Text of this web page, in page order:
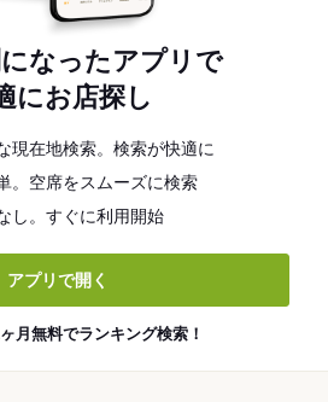
なったアプリで
にお店探し
現在地検索。検索が快適に
。空席をスムーズに検索
し。すぐに利用開始
アプリで開く
月無料でランキング検索！